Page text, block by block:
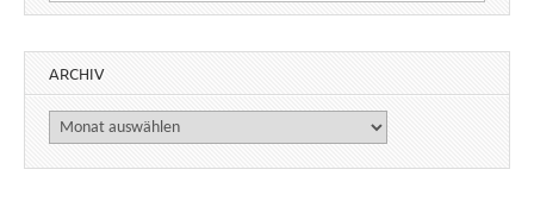
ARCHIV
Archiv